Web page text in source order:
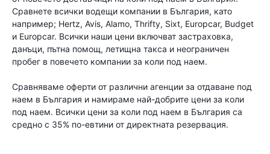
Сравнете всички водещи компании в България, като
например; Hertz, Avis, Alamo, Thrifty, Sixt, Europcar, Budget
и Europcar. Всички наши цени включват застраховка,
данъци, пътна помощ, летищна такса и неограничен
пробег в повечето компании за коли под наем.
Сравняваме оферти от различни агенции за отдаване под
наем в България и намираме най-добрите цени за коли
под наем. Всички цени за коли под наем в България са
средно с 35% по-евтини от директната резервация.